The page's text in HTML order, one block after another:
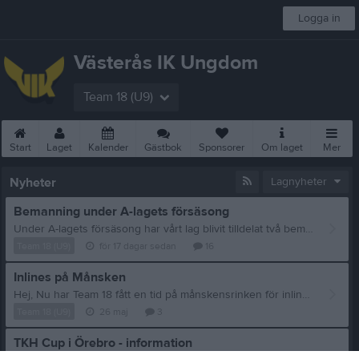
Logga in
Västerås IK Ungdom
Team 18 (U9)
Start Laget Kalender Gästbok Sponsorer Om laget Mer
Nyheter Lagnyheter
Bemanning under A-lagets försäsong
Under A-lagets försäsong har vårt lag blivit tilldelat två bemanningspass. Den som tar ett pass under försäsongen får färre pass under ordinarie säsong. Vi hoppas att vi fyller platserna med frivilligt anmälda. Om vi inte får tillräckligt många frivilliga kommer passen att fördelas ut. Kan man inte ta sitt tilldelade pass ansvarar man själv för att ordna en ersättare. Följande pass ska bemannas: 13 augusti – grillen - platserna fyllda • 3 personer • Samling kl. 17.00 29 augusti – försäljning av 50/50-lotter • 6 personer • Samling kl. 13.15 Kommentera senast den 31 juli vilket pass du kan ta. Tack på förhand och fortsatt trevlig sommar!
Inlines på Månsken
Hej, Nu har Team 18 fått en tid på månskensrinken för inlines om man är intresserad. Vi kör söndagar kl. 09:00-10:00 Följande datum: 31/5, 7/6, 14/6, 28/6 Plats: Månskensrinken (Rocklunda) Det är bara att komma. Ingen anmälan behövs.
TKH Cup i Örebro - information